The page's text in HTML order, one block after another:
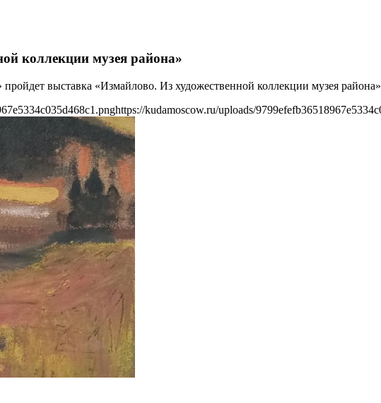
коллекции музея района»
выставка «Измайлово. Из художественной коллекции музея
https://kudamoscow.ru/uploads/